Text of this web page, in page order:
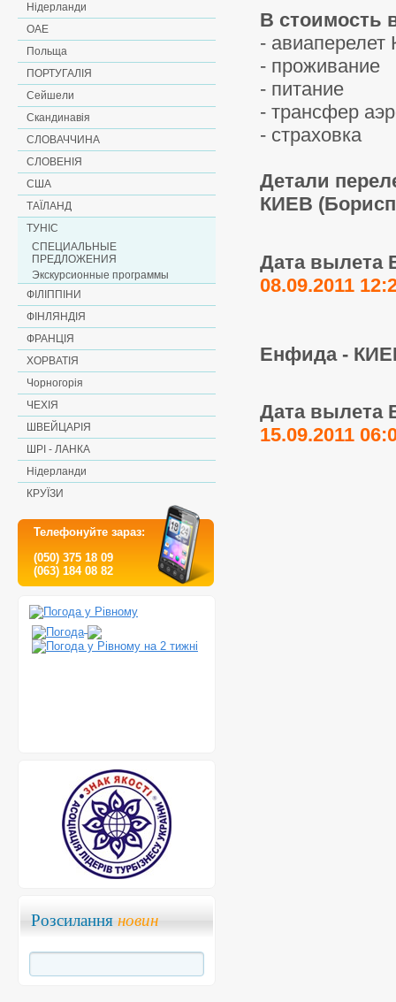
Нідерланди
ОАЕ
Польща
ПОРТУГАЛІЯ
Сейшели
Скандинавія
СЛОВАЧЧИНА
СЛОВЕНІЯ
США
ТАЇЛАНД
ТУНІС
СПЕЦИАЛЬНЫЕ
ПРЕДЛОЖЕНИЯ
Экскурсионные программы
ФІЛІППІНИ
ФІНЛЯНДІЯ
ФРАНЦІЯ
ХОРВАТІЯ
Чорногорія
ЧЕХІЯ
ШВЕЙЦАРІЯ
ШРІ - ЛАНКА
Нідерланди
КРУЇЗИ
Телефонуйте зараз:
(050) 375 18 09
(063) 184 08 82
Розсилання новин
В стоимость
-
- проживание
- питание
- трансфер
- страховка
Детали
КИЕВ
Дата вылета
08.09.2011
Енфида -
Дата вылета
15.09.2011